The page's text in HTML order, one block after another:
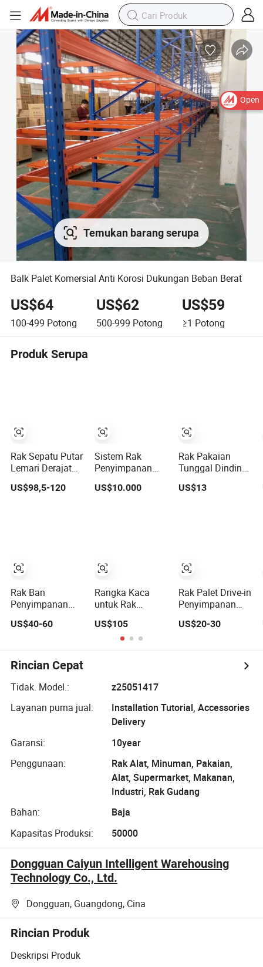
Open
Temukan barang serupa
Balk Palet Komersial Anti Korosi Dukungan Beban Berat
US$64
100-499 Potong
US$62
500-999 Potong
US$59
≥1 Potong
Produk Serupa
Rak Sepatu Putar
Lemari Derajat
Aluminium
Paduan 12
US$98,5-120
Rak Ban
Penyimpanan
Bergerak Dapat
Gudang dengan
CE/ISO
US$40-60
Sistem Rak
Penyimpanan
Gudang Industri
Otomatis Kontrol
US$10.000
Rangka Kaca
untuk Rak
Kaca Laminasi
Gudang 2026
US$105
Rak Pakaian
Tunggal Dinding
Bergaya untuk
Solusi
US$13
Rak Palet Drive-in
Penyimpanan
Penyimpanan
Tinggi untuk
US$20-30
Rincian Cepat
Tidak. Model.:
z25051417
Layanan purna jual:
Installation Tutorial, Accessories
Delivery
Garansi:
10year
Penggunaan:
Rak Alat, Minuman, Pakaian,
Alat, Supermarket, Makanan,
Industri, Rak Gudang
Bahan:
Baja
Kapasitas Produksi:
50000
Dongguan Caiyun Intelligent Warehousing
Technology Co., Ltd.
Dongguan, Guangdong, Cina
Rincian Produk
Deskripsi Produk